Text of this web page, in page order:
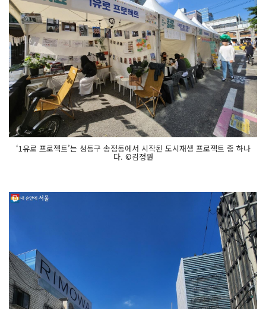
‘1유로 프로젝트’는 성동구 송정동에서 시작된 도시재생 프로젝트 중 하나
다. ©김정원